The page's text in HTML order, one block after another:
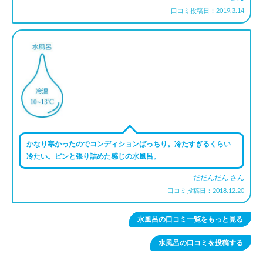
口コミ投稿日：2019.3.14
かなり寒かったのでコンディションばっちり。冷たすぎるくらい
冷たい。ピンと張り詰めた感じの水風呂。
だだんだん さん
口コミ投稿日：2018.12.20
水風呂の口コミ一覧をもっと見る
水風呂の口コミを投稿する